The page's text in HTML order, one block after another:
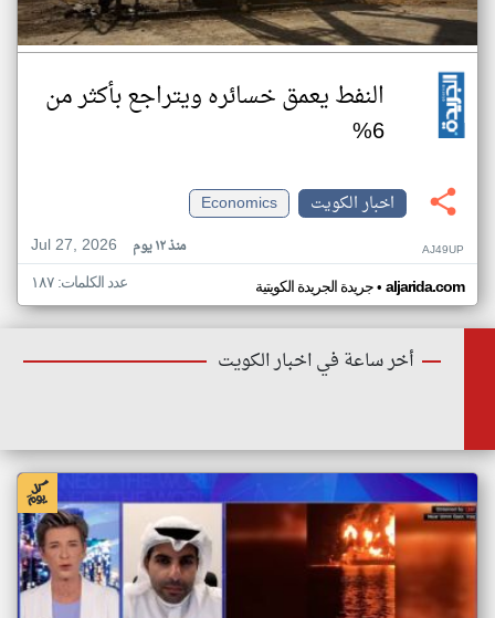
النفط يعمق خسائره ويتراجع بأكثر من
6%
اخبار الكويت
Economics
Jul 27, 2026
منذ ١٢ يوم AJ49UP
جريدة الجريدة الكويتية• aljarida.com عدد الكلمات: ١٨٧
أخر ساعة في اخبار الكويت